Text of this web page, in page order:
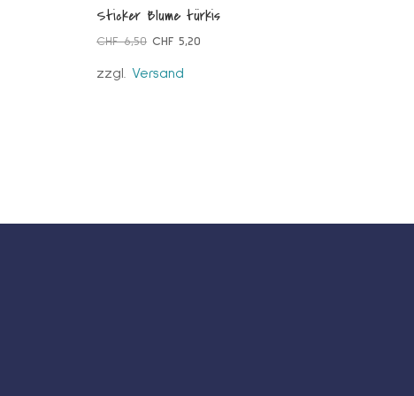
Sticker Blume türkis
CHF6,50 Ursprünglicher
war:
CHF 5,20
zzgl.Versand